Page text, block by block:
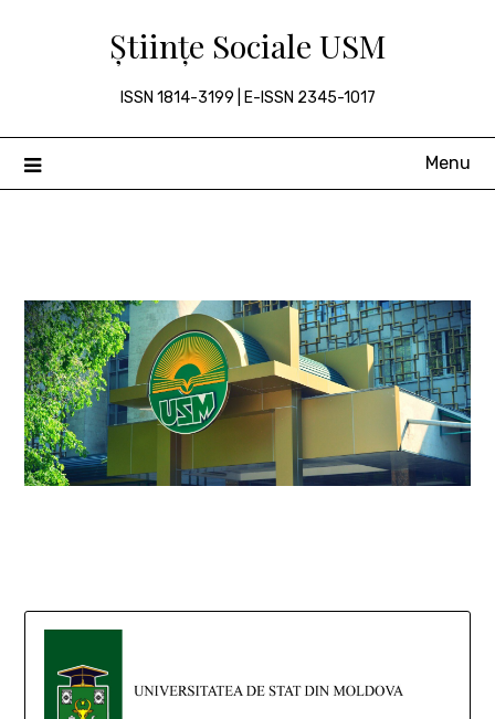
Științe Sociale USM
ISSN 1814-3199 | E-ISSN 2345-1017
Menu